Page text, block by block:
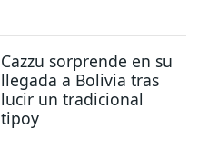
Cazzu sorprende en su
llegada a Bolivia tras
lucir un tradicional
tipoy